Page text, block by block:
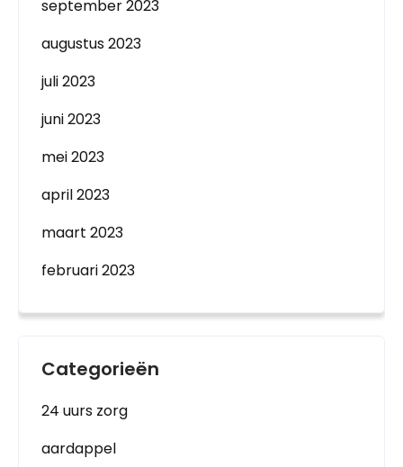
september 2023
augustus 2023
juli 2023
juni 2023
mei 2023
april 2023
maart 2023
februari 2023
Categorieën
24 uurs zorg
aardappel